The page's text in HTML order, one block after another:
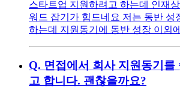
스타트업 지원하려고 하는데 인재
워드 잡기가 힘드네요 저는 동반 성
하는데 지원동기에 동반 성장 이외
Q. 면접에서 회사 지원동기를
고 합니다. 괜찮을까요?